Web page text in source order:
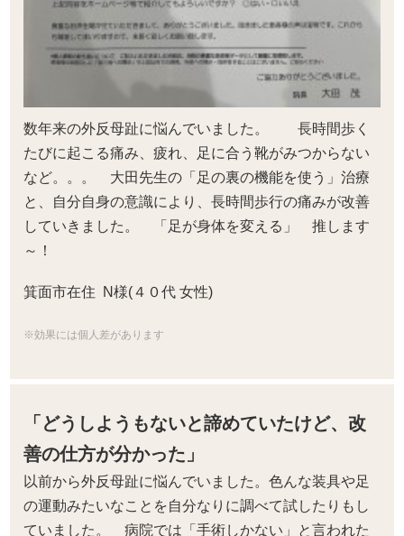
数年来の外反母趾に悩んでいました。 長時間歩く
たびに起こる痛み、疲れ、足に合う靴がみつからない
など。。。 大田先生の「足の裏の機能を使う」治療
と、自分自身の意識により、長時間歩行の痛みが改善
していきました。 「足が身体を変える」 推します
～！
箕面市在住 N様(４０代 女性)
※効果には個人差があります
「どうしようもないと諦めていたけど、改
善の仕方が分かった」
以前から外反母趾に悩んでいました。色んな装具や足
の運動みたいなことを自分なりに調べて試したりもし
ていました。 病院では「手術しかない」と言われた